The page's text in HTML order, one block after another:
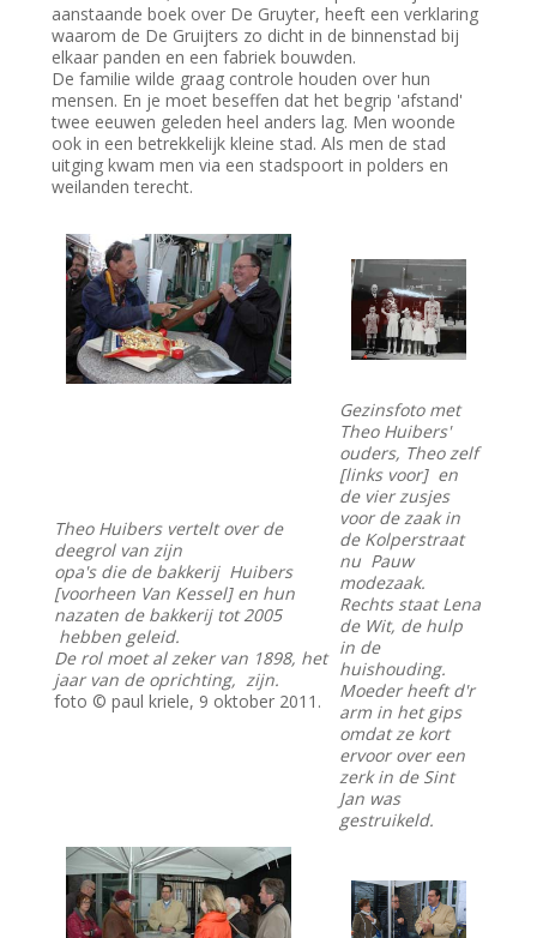
aanstaande boek over De Gruyter, heeft een verklaring
waarom de De Gruijters zo dicht in de binnenstad bij
elkaar panden en een fabriek bouwden.
De familie wilde graag controle houden over hun
mensen. En je moet beseffen dat het begrip 'afstand'
twee eeuwen geleden heel anders lag. Men woonde
ook in een betrekkelijk kleine stad. Als men de stad
uitging kwam men via een stadspoort in polders en
weilanden terecht.
Theo Huibers vertelt over de
deegrol van zijn
opa's die de bakkerij Huibers
[voorheen Van Kessel] en hun
nazaten de bakkerij tot 2005
hebben geleid.
De rol moet al zeker van 1898, het
jaar van de oprichting, zijn.
foto © paul kriele, 9 oktober 2011.
Gezinsfoto met
Theo Huibers'
ouders, Theo zelf
[links voor] en
de vier zusjes
voor de zaak in
de Kolperstraat
nu Pauw
modezaak.
Rechts staat Lena
de Wit, de hulp
in de
huishouding.
Moeder heeft d'r
arm in het gips
omdat ze kort
ervoor over een
zerk in de Sint
Jan was
gestruikeld.